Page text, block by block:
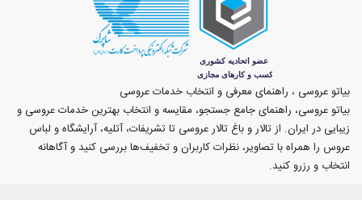
بیاتو عروسی ، راهنمای معرفی و انتخاب خدمات عروسی
بیاتو عروسی، راهنمای جامع جستجو، مقایسه و انتخاب بهترین خدمات عروسی و
زیبایی در ایران. از تالار و باغ تالار عروسی تا تشریفات، آتلیه، آرایشگاه و لباس
عروس را همراه با تصاویر، نظرات کاربران و تخفیف‌ها بررسی کنید و آگاهانه
انتخاب و رزرو کنید.